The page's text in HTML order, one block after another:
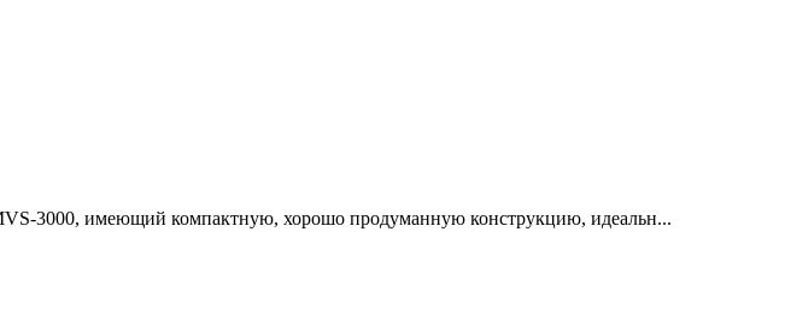
3000, имеющий компактную, хорошо продуманную конструкцию, идеальн...